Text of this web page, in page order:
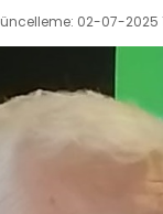
02-07-2025